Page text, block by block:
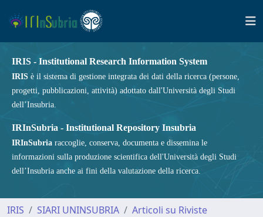
IRIS - Institutional Research Information System
IRIS è il sistema di gestione integrata dei dati della ricerca (persone,
progetti, pubblicazioni, attività) adottato dall'Università degli Studi
dell’Insubria.
IRInSubria - Institutional Repository Insubria
IRInSubria raccoglie, conserva, documenta e dissemina le
informazioni sulla produzione scientifica dell'Università degli Studi
dell’Insubria anche ai fini della valutazione della ricerca.
IRIS SIARI UNINSUBRIA
Articoli su Riviste